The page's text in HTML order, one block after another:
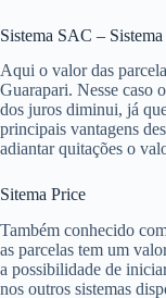
Sistema SAC –
Aqui o valor das
Guarapari. Nesse caso
dos juros diminui, já
principais vantagens
adiantar quitações o
Sitema Price
Também conhecido
as parcelas tem um
a possibilidade de
nos outros sistemas